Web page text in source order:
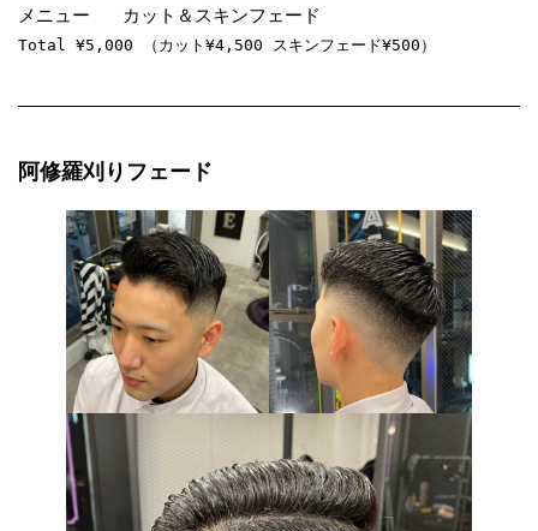
Total ¥5,000 （カット¥4,500 スキンフェード¥500）
阿修羅刈りフェード